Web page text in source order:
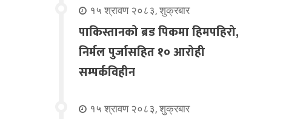
१५ श्रावण २०८३, शुक्रबार
पाकिस्तानको ब्रड पिकमा हिमपहिरो,
निर्मल पुर्जासहित १० आरोही
सम्पर्कविहीन
१५ श्रावण २०८३, शुक्रबार